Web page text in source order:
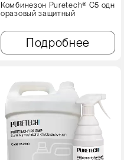
Комбинезон Puretech® C5 одн
оразовый защитный
Подробнее